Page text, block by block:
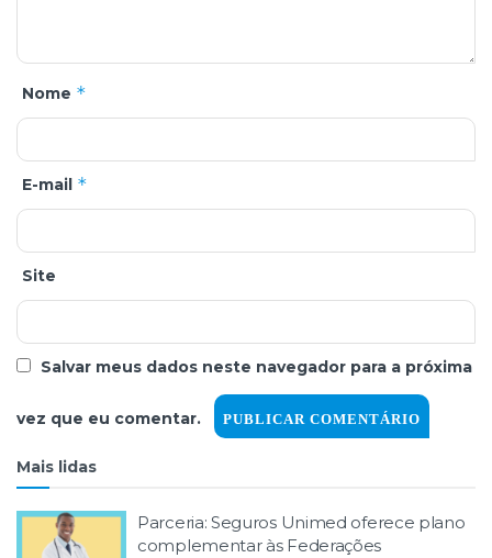
Nome *
E-mail *
Site
Salvar meus dados neste navegador para a próxima
vez que eu comentar.
Mais lidas
Parceria: Seguros Unimed oferece plano
complementar às Federações